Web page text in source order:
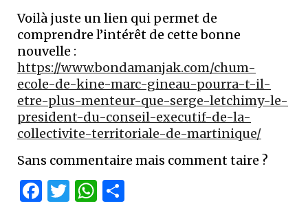
Voilà juste un lien qui permet de
comprendre l’intérêt de cette bonne
nouvelle :
https://www.bondamanjak.com/chum-
ecole-de-kine-marc-gineau-pourra-t-il-
etre-plus-menteur-que-serge-letchimy-le-
president-du-conseil-executif-de-la-
collectivite-territoriale-de-martinique/
Sans commentaire mais comment taire ?
Facebook
Twitter
WhatsApp